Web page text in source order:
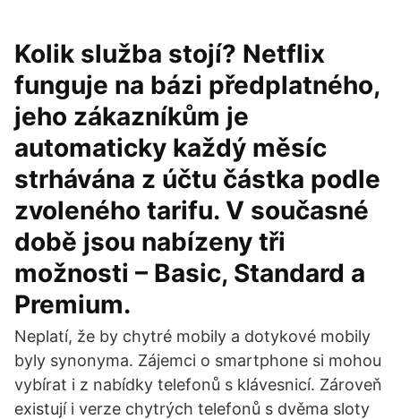
Kolik služba stojí? Netflix
funguje na bázi předplatného,
jeho zákazníkům je
automaticky každý měsíc
strhávána z účtu částka podle
zvoleného tarifu. V současné
době jsou nabízeny tři
možnosti – Basic, Standard a
Premium.
Neplatí, že by chytré mobily a dotykové mobily
byly synonyma. Zájemci o smartphone si mohou
vybírat i z nabídky telefonů s klávesnicí. Zároveň
existují i verze chytrých telefonů s dvěma sloty